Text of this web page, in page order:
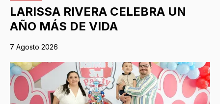
LARISSA RIVERA CELEBRA UN
AÑO MÁS DE VIDA
7 Agosto 2026